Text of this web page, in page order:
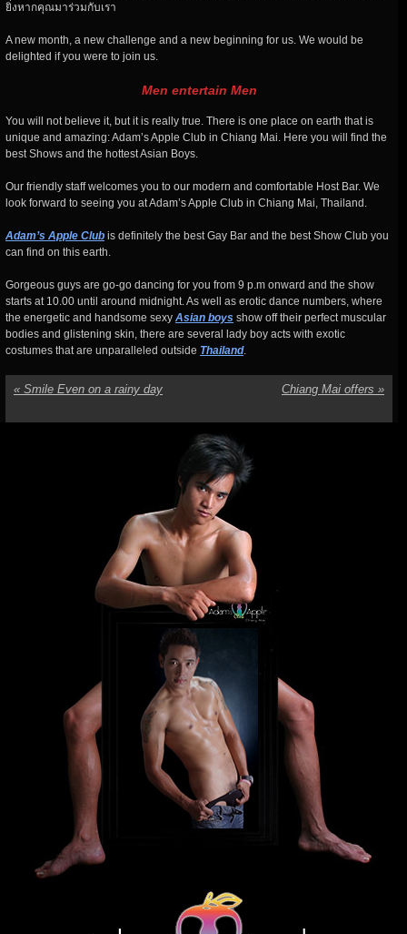
ยิ่งหากคุณมาร่วมกับเรา
A new month, a new challenge and a new beginning for us. We would be
delighted if you were to join us.
Men entertain Men
You will not believe it, but it is really true. There is one place on earth that is
unique and amazing: Adam’s Apple Club in Chiang Mai. Here you will find the
best Shows and the hottest Asian Boys.
Our friendly staff welcomes you to our modern and comfortable Host Bar. We
look forward to seeing you at Adam’s Apple Club in Chiang Mai, Thailand.
Adam’s Apple Club is definitely the best Gay Bar and the best Show Club you
can find on this earth.
Gorgeous guys are go-go dancing for you from 9 p.m onward and the show
starts at 10.00 until around midnight. As well as erotic dance numbers, where
the energetic and handsome sexy Asian boys show off their perfect muscular
bodies and glistening skin, there are several lady boy acts with exotic
costumes that are unparalleled outside Thailand.
« Smile Even on a rainy day Chiang Mai offers »